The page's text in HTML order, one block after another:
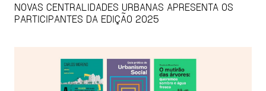
NOVAS CENTRALIDADES URBANAS APRESENTA OS
PARTICIPANTES DA EDIÇÃO 2025